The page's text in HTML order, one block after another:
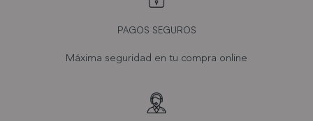
PAGOS SEGUROS
Máxima seguridad en tu compra online